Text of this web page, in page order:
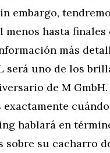
embargo,
menos hasta finales
más
será uno de los
de M GmbH.
exactamente
hablará en
sobre su cacharro